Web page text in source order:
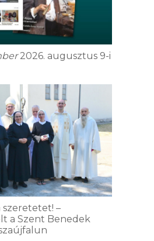
2026. augusztus 9-i
–
a Szent Benedek